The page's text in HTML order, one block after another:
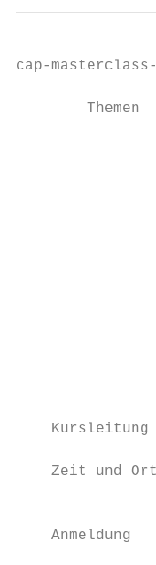
cap-
Themen
Kursleitung
Zeit und
Anmeldung